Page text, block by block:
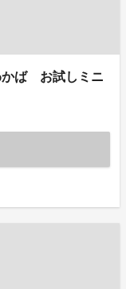
かば お試しミニ